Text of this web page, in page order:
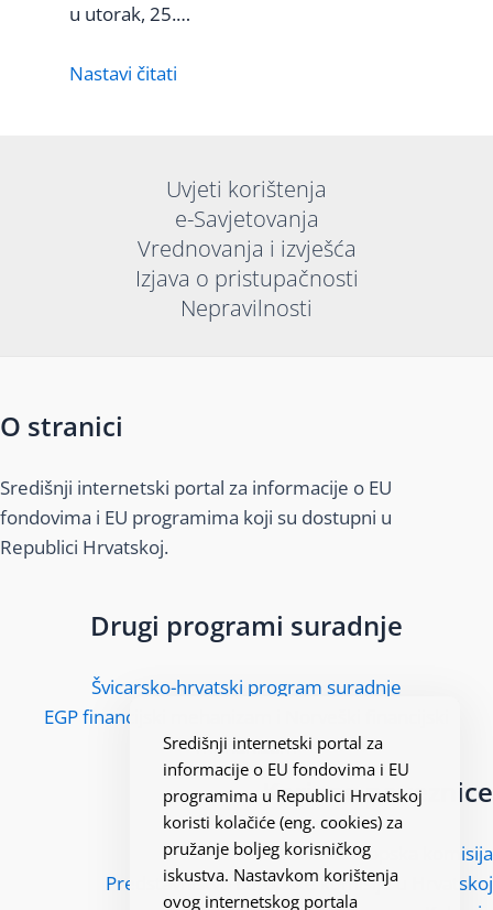
u utorak, 25.…
Nastavi čitati
Uvjeti korištenja
e-Savjetovanja
Vrednovanja i izvješća
Izjava o pristupačnosti
Nepravilnosti
O stranici
Središnji internetski portal za informacije o EU
fondovima i EU programima koji su dostupni u
Republici Hrvatskoj.
Drugi programi suradnje
Švicarsko-hrvatski program suradnje
EGP financijski mehanizam i Norveški financijski
mehanizam
Korisne poveznice
Europska komisija
Predstavništvo Europske komisije u Hrvatskoj
Središnji internetski portal za
informacije o EU fondovima i EU
programima u Republici Hrvatskoj
koristi kolačiće (eng. cookies) za
pružanje boljeg korisničkog
iskustva. Nastavkom korištenja
ovog internetskog portala